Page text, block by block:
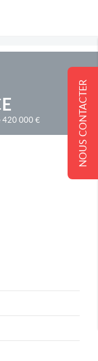
NOUS CONTACTER
420 000 €